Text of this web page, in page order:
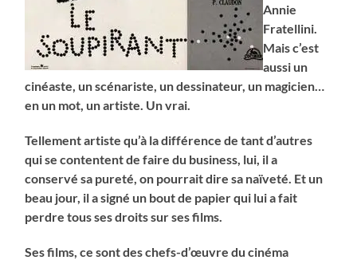
Annie
Fratellini.
Mais c’est
aussi un
cinéaste, un scénariste, un dessinateur, un magicien…
en un mot, un artiste. Un vrai.
Tellement artiste qu’à la différence de tant d’autres
qui se contentent de faire du business, lui, il a
conservé sa pureté, on pourrait dire sa naïveté. Et un
beau jour, il a signé un bout de papier qui lui a fait
perdre tous ses droits sur ses films.
Ses films, ce sont des chefs-d’œuvre du cinéma